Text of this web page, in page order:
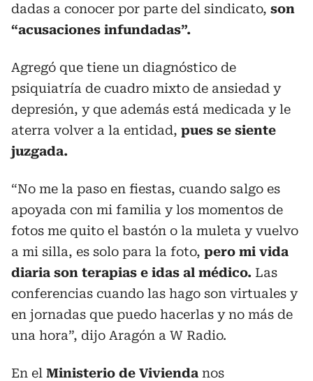
dadas a conocer por parte del sindicato, son
“acusaciones infundadas”.
Agregó que tiene un diagnóstico de
psiquiatría de cuadro mixto de ansiedad y
depresión, y que además está medicada y le
aterra volver a la entidad, pues se siente
juzgada.
“No me la paso en fiestas, cuando salgo es
apoyada con mi familia y los momentos de
fotos me quito el bastón o la muleta y vuelvo
a mi silla, es solo para la foto, pero mi vida
diaria son terapias e idas al médico. Las
conferencias cuando las hago son virtuales y
en jornadas que puedo hacerlas y no más de
una hora”, dijo Aragón a W Radio.
En el Ministerio de Vivienda nos